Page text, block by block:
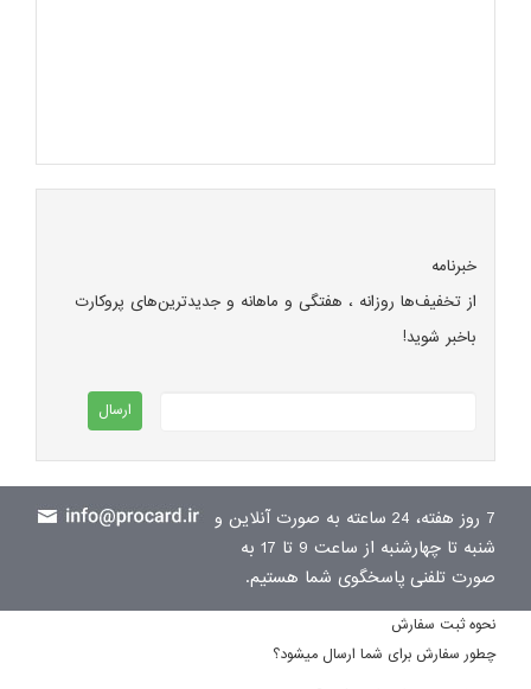
خبرنامه
از تخفیف‌ها روزانه ، هفتگی و ماهانه و جدیدترین‌های پروکارت
باخبر شوید!
7 روز هفته، 24 ساعته به صورت آنلاین و
شنبه تا چهارشنبه از ساعت 9 تا 17 به
صورت تلفنی پاسخگوی شما هستیم.
نحوه ثبت سفارش
چطور سفارش برای شما ارسال میشود؟